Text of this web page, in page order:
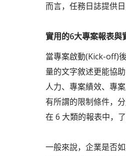
而言，任務日誌提供
實用的6大專案報表與
當專案啟動(Kick-off)
量的文字敘述更能協
人力、專案績效、專
有所謂的限制條件，
在 6 大類的報表中，
一般來說，企業是否